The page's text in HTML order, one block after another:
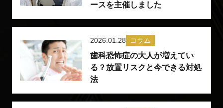
ースを主催しました
2026.01.28 コラム
歯科恐怖症の大人が増えてい
る？放置リスクと今できる対処
法